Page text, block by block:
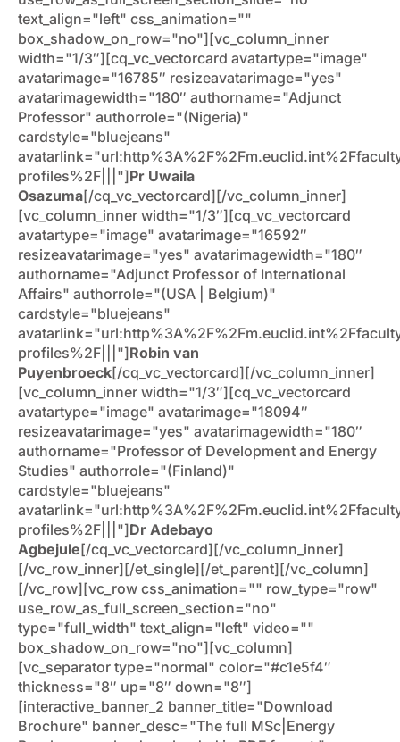
text_align="left" css_animation=""
box_shadow_on_row="no"][vc_column_inner
width="1/3″][cq_vc_vectorcard avatartype="image"
avatarimage="16785″ resizeavatarimage="yes"
avatarimagewidth="180″ authorname="Adjunct
Professor" authorrole="(Nigeria)"
cardstyle="bluejeans"
profiles%2F|||"]Pr Uwaila
Osazuma[/cq_vc_vectorcard][/vc_column_inner]
[vc_column_inner width="1/3″][cq_vc_vectorcard
avatartype="image" avatarimage="16592″
resizeavatarimage="yes" avatarimagewidth="180″
authorname="Adjunct Professor of International
Affairs" authorrole="(USA | Belgium)"
cardstyle="bluejeans"
profiles%2F|||"]Robin van
Puyenbroeck[/cq_vc_vectorcard][/vc_column_inner]
[vc_column_inner width="1/3″][cq_vc_vectorcard
avatartype="image" avatarimage="18094″
resizeavatarimage="yes" avatarimagewidth="180″
authorname="Professor of Development and Energy
Studies" authorrole="(Finland)"
cardstyle="bluejeans"
profiles%2F|||"]Dr Adebayo
Agbejule[/cq_vc_vectorcard][/vc_column_inner]
[/vc_row_inner][/et_single][/et_parent][/vc_column]
[/vc_row][vc_row css_animation="" row_type="row"
use_row_as_full_screen_section="no"
type="full_width" text_align="left" video=""
box_shadow_on_row="no"][vc_column]
[vc_separator type="normal" color="#c1e5f4″
thickness="8″ up="8″ down="8″]
[interactive_banner_2 banner_title="Download
Brochure" banner_desc="The full MSc|Energy